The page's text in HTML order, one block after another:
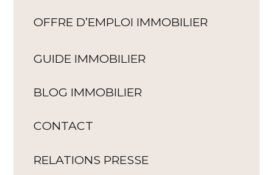
OFFRE D’EMPLOI IMMOBILIER
GUIDE IMMOBILIER
BLOG IMMOBILIER
CONTACT
RELATIONS PRESSE